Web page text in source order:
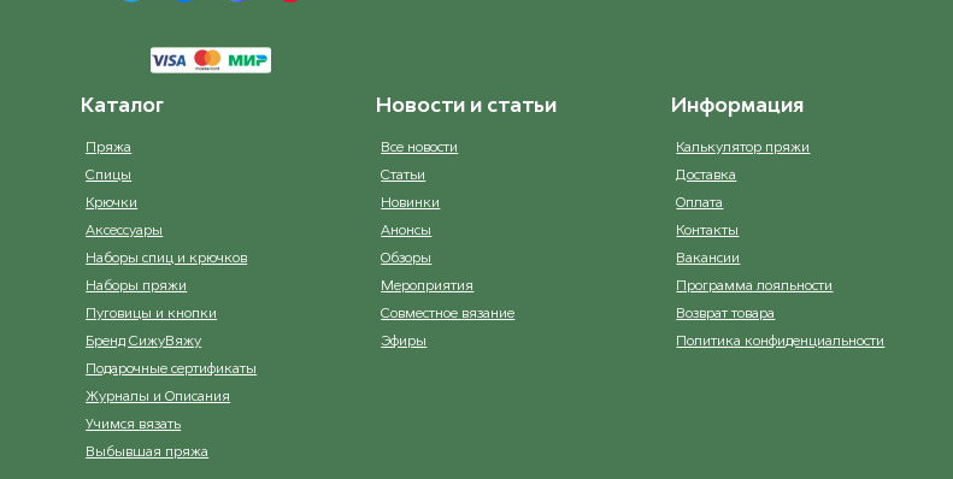
Каталог
Пряжа
Спицы
Крючки
Аксессуары
Наборы спиц и крючков
Наборы пряжи
Пуговицы и кнопки
Бренд СижуВяжу
Подарочные сертификаты
Журналы и Описания
Учимся вязать
Выбывшая пряжа
Новости и статьи
Все новости
Статьи
Новинки
Анонсы
Обзоры
Мероприятия
Совместное вязание
Эфиры
Информация
Калькулятор пряжи
Доставка
Оплата
Контакты
Вакансии
Программа лояльности
Возврат товара
Политика конфиденциальности